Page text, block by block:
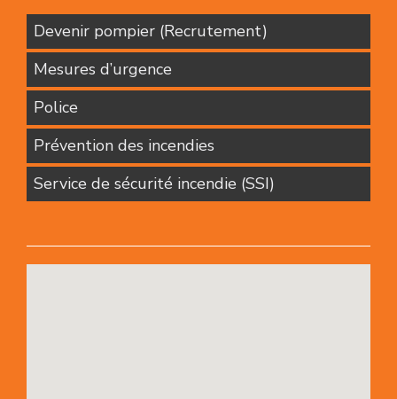
Devenir pompier (Recrutement)
Mesures d’urgence
Police
Prévention des incendies
Service de sécurité incendie (SSI)